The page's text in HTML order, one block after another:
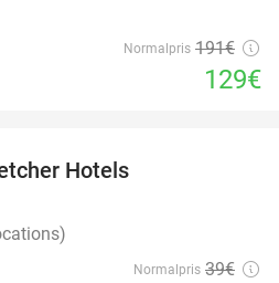
Normalpris 191€
129€
Hotels
Normalpris 39€